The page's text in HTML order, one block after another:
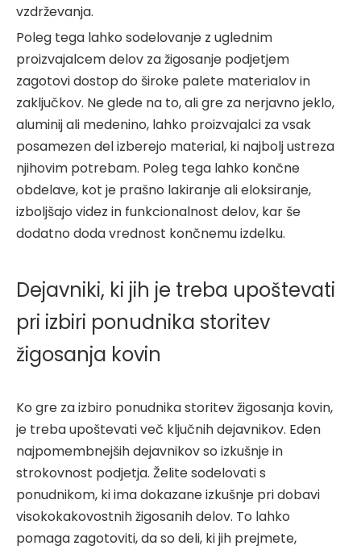
vzdrževanja.
Poleg tega lahko sodelovanje z uglednim
proizvajalcem delov za žigosanje podjetjem
zagotovi dostop do široke palete materialov in
zaključkov. Ne glede na to, ali gre za nerjavno jeklo,
aluminij ali medenino, lahko proizvajalci za vsak
posamezen del izberejo material, ki najbolj ustreza
njihovim potrebam. Poleg tega lahko končne
obdelave, kot je prašno lakiranje ali eloksiranje,
izboljšajo videz in funkcionalnost delov, kar še
dodatno doda vrednost končnemu izdelku.
Dejavniki, ki jih je treba upoštevati
pri izbiri ponudnika storitev
žigosanja kovin
Ko gre za izbiro ponudnika storitev žigosanja kovin,
je treba upoštevati več ključnih dejavnikov. Eden
najpomembnejših dejavnikov so izkušnje in
strokovnost podjetja. Želite sodelovati s
ponudnikom, ki ima dokazane izkušnje pri dobavi
visokokakovostnih žigosanih delov. To lahko
pomaga zagotoviti, da so deli, ki jih prejmete,